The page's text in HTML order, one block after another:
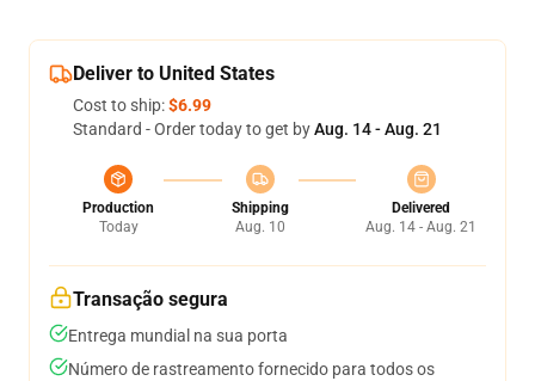
Deliver to United States
Cost to ship:$6.99
Standard - Order today to get byAug. 14 - Aug. 21
Production
Today
Shipping
Aug. 10
Delivered
Aug. 14 - Aug. 21
Transação segura
Entrega mundial na sua porta
Número de rastreamento fornecido para todos os